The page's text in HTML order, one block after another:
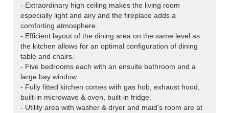
- Extraordinary high ceiling makes the living room
especially light and airy and the fireplace adds a
comforting atmosphere.
- Efficient layout of the dining area on the same level as
the kitchen allows for an optimal configuration of dining
table and chairs.
- Five bedrooms each with an ensuite bathroom and a
large bay window.
- Fully fitted kitchen comes with gas hob, exhaust hood,
built-in microwave & oven, built-in fridge.
- Utility area with washer & dryer and maid's room are at